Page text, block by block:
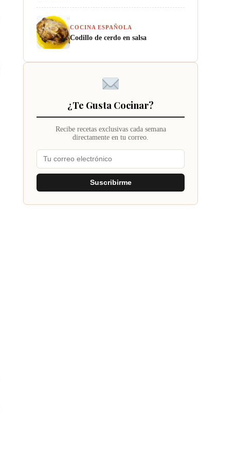
COCINA ESPAÑOLA
Codillo de cerdo en salsa
¿Te Gusta Cocinar?
Recibe recetas exclusivas cada semana
directamente en tu correo.
Suscribirme